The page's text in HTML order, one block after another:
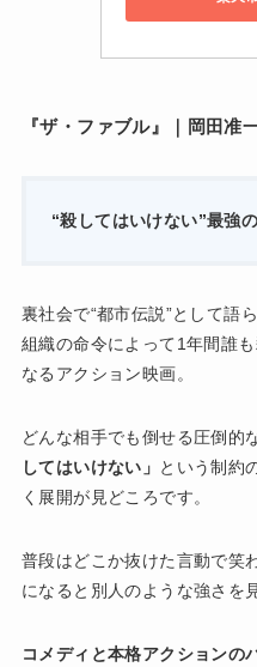
『ザ・ファブル』｜岡田准
“殺してはいけない”最強
裏社会で“都市伝説”として語
組織の命令によって1年間誰
なるアクション映画。
どんな相手でも倒せる圧倒的
してはいけない」 という制約
く展開が見どころです。
普段はどこか抜けた言動で笑
になると別人のような強さを
コメディと本格アクションの